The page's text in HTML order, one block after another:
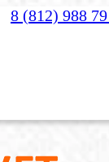
8 (812) 988